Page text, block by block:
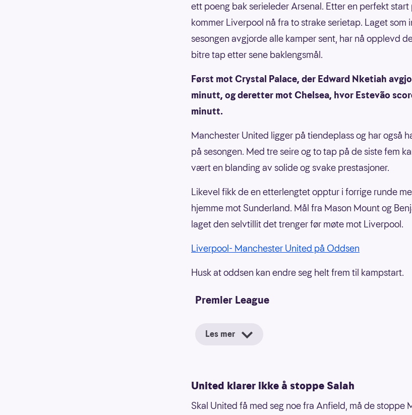
ett poeng bak serieleder Arsenal. Etter en perfekt start
kommer Liverpool nå fra to strake serietap. Laget som
sesongen avgjorde alle kamper sent, har nå opplevd
bitre tap etter sene baklengsmål.
Først mot Crystal Palace, der Edward Nketiah
minutt, og deretter mot Chelsea, hvor Estevão
minutt.
Manchester United ligger på tiendeplass og har også
på sesongen. Med tre seire og to tap på de siste fem
vært en blanding av solide og svake prestasjoner.
Likevel fikk de en etterlengtet opptur i forrige runde
hjemme mot Sunderland. Mål fra Mason Mount og
laget den selvtillit det trenger før møte mot Liverpool.
Liverpool- Manchester United på Oddsen
Husk at oddsen kan endre seg helt frem til kampstart.
Premier League
Les mer
United klarer ikke å stoppe Salah
Skal United få med seg noe fra Anfield, må de stoppe